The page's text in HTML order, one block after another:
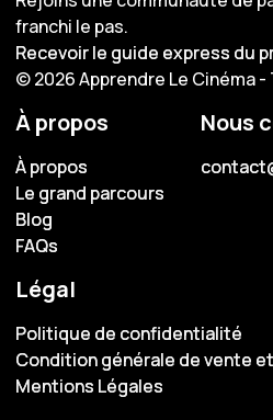
franchi le pas.
Recevoir le guide express du
Recevoir le guide express du
© 2026 Apprendre Le Cinéma
À propos
À propos
À propos
Le grand parcours
Le grand parcours
Blog
Blog
FAQs
FAQs
Nous
Légal
Politique de confidentialité
Politique de confidentialité
Condition générale de vente
Condition générale de vente
Mentions Légales
Mentions Légales